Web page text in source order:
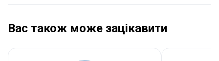
Вас також може зацікавити